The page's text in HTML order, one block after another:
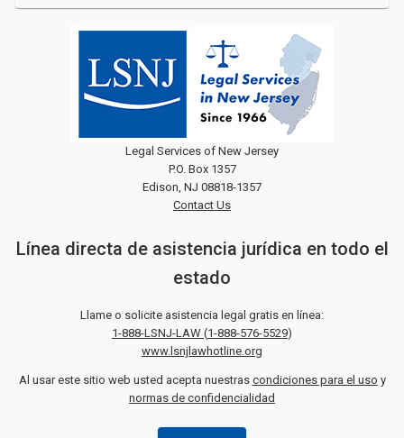
Legal Services of New Jersey
P.O. Box 1357
Edison, NJ 08818-1357
Contact Us
Línea directa de asistencia jurídica en todo el
estado
Llame o solicite asistencia legal gratis en línea:
1-888-LSNJ-LAW (1-888-576-5529)
www.lsnjlawhotline.org
Al usar este sitio web usted acepta nuestras condiciones para el uso y
normas de confidencialidad